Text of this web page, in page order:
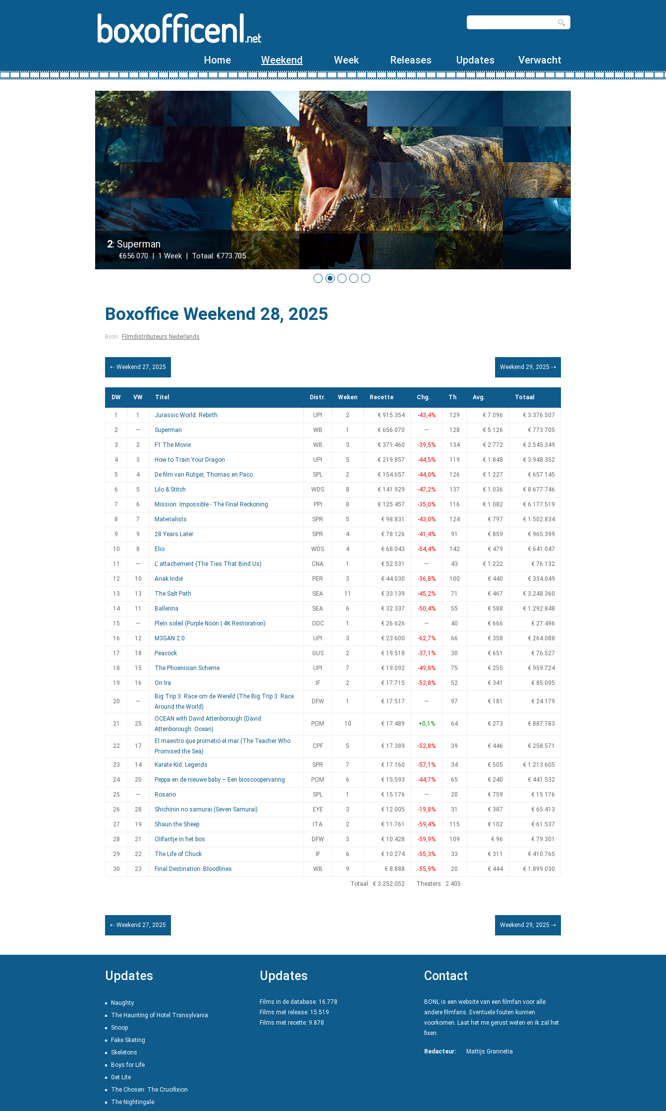
boxofficenl.net
Home Weekend Week Releases Updates Verwacht
2: Superman
€656.070 | 1 Week | Totaal: €773.705
Boxoffice Weekend 28, 2025
Bron: Filmdistributeurs Nederlands
⇠ Weekend 27, 2025 Weekend 29, 2025 ⇢
DW VW Titel Distr. Weken Recette Chg. Th Avg. Totaal
1 1 Jurassic World: Rebirth UPI 2 € 915.354 -43,4% 129 € 7.096 € 3.376.507
2 — Superman WB 1 € 656.070 — 128 € 5.126 € 773.705
3 2 F1 The Movie WB 3 € 371.460 -39,5% 134 € 2.772 € 2.545.349
4 3 How to Train Your Dragon UPI 5 € 219.857 -44,5% 119 € 1.848 € 3.948.352
5 4 De film van Rutger, Thomas en Paco SPL 2 € 154.657 -44,0% 126 € 1.227 € 657.145
6 5 Lilo & Stitch WDS 8 € 141.929 -47,2% 137 € 1.036 € 8.677.746
7 6 Mission: Impossible - The Final Reckoning PPI 8 € 125.457 -35,0% 116 € 1.082 € 6.177.519
8 7 Materialists SPR 5 € 98.831 -43,0% 124 € 797 € 1.502.834
9 9 28 Years Later SPR 4 € 78.126 -41,4% 91 € 859 € 965.399
10 8 Elio WDS 4 € 68.043 -54,4% 142 € 479 € 641.047
11 — L' attachement (The Ties That Bind Us) CNA 1 € 52.531 — 43 € 1.222 € 76.132
12 10 Anak Indië PER 3 € 44.030 -36,8% 100 € 440 € 334.049
13 13 The Salt Path SEA 11 € 33.139 -45,2% 71 € 467 € 3.248.360
14 11 Ballerina SEA 6 € 32.337 -50,4% 55 € 588 € 1.292.848
15 — Plein soleil (Purple Noon | 4K Restoration) ODC 1 € 26.626 — 40 € 666 € 27.496
16 12 M3GAN 2.0 UPI 3 € 23.600 -62,7% 66 € 358 € 264.088
17 18 Peacock GUS 2 € 19.518 -37,1% 30 € 651 € 76.527
18 15 The Phoenician Scheme UPI 7 € 19.092 -49,8% 75 € 255 € 959.724
19 16 On Ira IF 2 € 17.715 -52,8% 52 € 341 € 85.095
20 —
Big Trip 3: Race om de Wereld (The Big Trip 3: Race
Around the World)
DFW 1 € 17.517 — 97 € 181 € 24.179
21 25
OCEAN with David Attenborough (David
Attenborough: Ocean)
POM 10 € 17.489 +0,1% 64 € 273 € 887.783
22 17
El maestro que prometió el mar (The Teacher Who
Promised the Sea)
CPF 5 € 17.389 -52,8% 39 € 446 € 258.571
23 14 Karate Kid: Legends SPR 7 € 17.160 -57,1% 34 € 505 € 1.213.605
24 20 Peppa en de nieuwe baby – Een bioscoopervaring POM 6 € 15.593 -44,7% 65 € 240 € 441.532
25 — Rosario SPL 1 € 15.176 — 20 € 759 € 15.176
26 28 Shichinin no samurai (Seven Samurai) EYE 3 € 12.005 -19,8% 31 € 387 € 65.413
27 19 Shaun the Sheep ITA 2 € 11.761 -59,4% 115 € 102 € 61.537
28 21 Olifantje in het bos DFW 3 € 10.428 -59,9% 109 € 96 € 79.301
29 22 The Life of Chuck IF 6 € 10.274 -55,3% 33 € 311 € 410.765
30 23 Final Destination: Bloodlines WB 9 € 8.888 -55,9% 20 € 444 € 1.899.030
Totaal: € 3.252.052 Theaters: 2.405
⇠ Weekend 27, 2025 Weekend 29, 2025 ⇢
Updates
Naughty
The Haunting of Hotel Transylvania
Snoop
Fake Skating
Skeletons
Boys for Life
Get Lite
The Chosen: The Crucifixion
The Nightingale
Updates
Films in de database: 16.778
Films met release: 15.519
Films met recette: 9.878
Contact
BONL is een website van een filmfan voor alle
andere filmfans. Eventuele fouten kunnen
voorkomen. Laat het me gerust weten en ik zal het
fixen.
Redacteur: Mattijs Grannetia